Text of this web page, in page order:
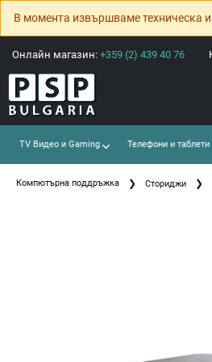
В момента извършваме техническа
Онлайн магазин: +359 (2) 439 40 76
TV Видео и Gaming Телефони и таблети
Компютърна поддръжка Сториджи